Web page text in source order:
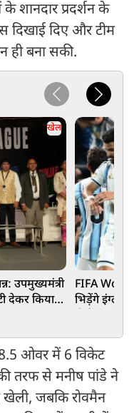
शानदार प्रदर्शन के
दिए और टीम
ही बना सकी.
खेल
उपमुख्यमंत्री
देकर किया
FIFA
भिड़ेंगे इंग्लैंड-
ओवर में 6 विकेट
तरफ से मनीष पांडे ने
खेली, जबकि रोवमैन